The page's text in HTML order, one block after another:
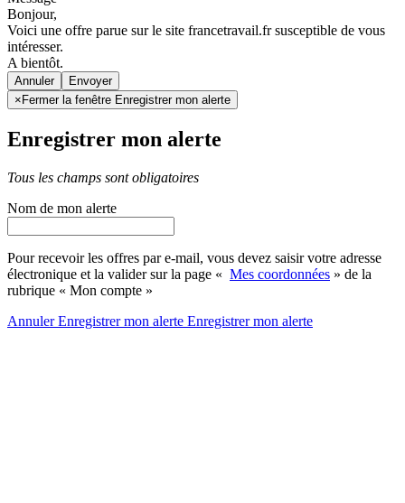
Bonjour,
Voici une offre parue sur le site francetravail.fr susceptible de vous
intéresser.
A bientôt.
Annuler
× Fermer la fenêtre Enregistrer mon alerte
Enregistrer mon alerte
Tous les champs sont obligatoires
Nom de mon alerte
Pour recevoir les offres par e-mail, vous devez saisir votre adresse
électronique et la valider sur la page « Mes coordonnées » de la
rubrique « Mon compte »
AnnulerEnregistrer mon alerte Enregistrermon alerte